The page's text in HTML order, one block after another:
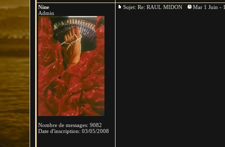
Nine
Admin
Nombre de messages: 9082
Date d'inscription: 03/05/2008
Sujet: Re: RAUL MIDON Mar 1 Juin -